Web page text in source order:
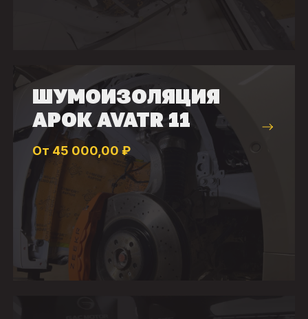
ШУМОИЗОЛЯЦИЯ
АРОК AVATR 11
От 45 000,00 ₽